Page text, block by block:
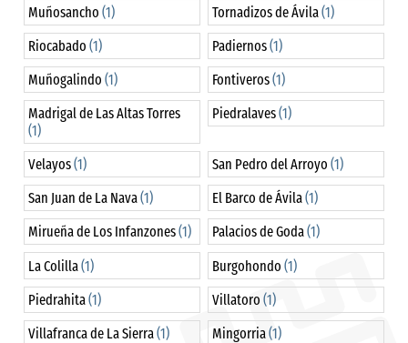
Muñosancho(1) Tornadizos de Ávila(1)
Riocabado(1) Padiernos(1)
Muñogalindo(1) Fontiveros(1)
Madrigal de Las Altas Torres
(1)
Piedralaves(1)
Velayos(1) San Pedro del Arroyo(1)
San Juan de La Nava(1) El Barco de Ávila(1)
Mirueña de Los Infanzones(1) Palacios de Goda(1)
La Colilla(1) Burgohondo(1)
Piedrahita(1) Villatoro(1)
Villafranca de La Sierra(1) Mingorria(1)